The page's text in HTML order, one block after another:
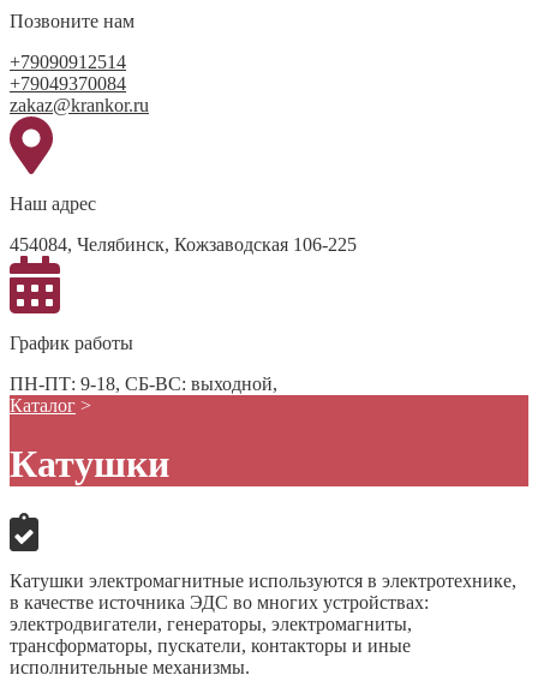
Позвоните нам
+79090912514
+79049370084
zakaz@krankor.ru
Наш адрес
454084, Челябинск, Кожзаводская 106-225
График работы
ПН-ПТ: 9-18, СБ-ВС: выходной,
Каталог >
Катушки
Катушки электромагнитные используются в электротехнике,
в качестве источника ЭДС во многих устройствах:
электродвигатели, генераторы, электромагниты,
трансформаторы, пускатели, контакторы и иные
исполнительные механизмы.